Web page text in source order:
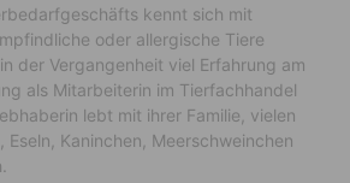
kennt sich mit
oder allergische Tiere
der Vergangenheit viel Erfahrung am
als Mitarbeiterin im Tierfachhandel
lebt mit ihrer Familie, vielen
Eseln, Kaninchen, Meerschweinchen